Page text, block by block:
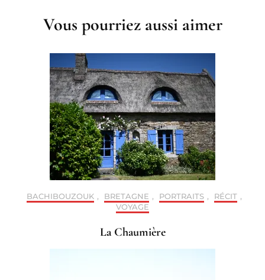
Vous pourriez aussi aimer
BACHIBOUZOUK , BRETAGNE , PORTRAITS , RÉCIT ,
VOYAGE
La Chaumière